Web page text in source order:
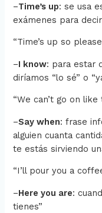
–Time’s up: se usa
exámenes para
“Time’s up so
–I know: para estar
diríamos “lo sé” o
“We can’t go on like
–Say when: frase
alguien cuanta
te estás sirviendo
“I’ll pour you a
–Here you are:
tienes”